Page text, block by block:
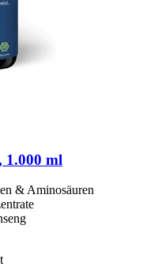
1.000 ml
& Aminosäuren